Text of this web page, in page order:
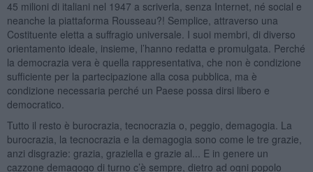
45 milioni di italiani nel 1947 a scriverla, senza Internet, né social e
neanche la piattaforma Rousseau?! Semplice, attraverso una
Costituente eletta a suffragio universale. I suoi membri, di diverso
orientamento ideale, insieme, l’hanno redatta e promulgata. Perché
la democrazia vera è quella rappresentativa, che non è condizione
sufficiente per la partecipazione alla cosa pubblica, ma è
condizione necessaria perché un Paese possa dirsi libero e
democratico.
Tutto il resto è burocrazia, tecnocrazia o, peggio, demagogia. La
burocrazia, la tecnocrazia e la demagogia sono come le tre grazie,
anzi disgrazie: grazia, graziella e grazie al... E in genere un
cazzone demagogo di turno c’è sempre, dietro ad ogni popolo